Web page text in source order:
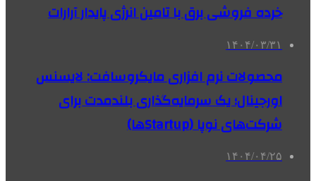
خرده فروشی برق با تامین انرژی پایدار آرارات
۱۴۰۴/۰۳/۳۱
محصولات نرم افزاری مایکروسافت: لایسنس
اورجینال؛ یک سرمایه‌گذاری بلندمدت برای
شرکت‌های نوپا (Startupها)
۱۴۰۴/۰۴/۲۵